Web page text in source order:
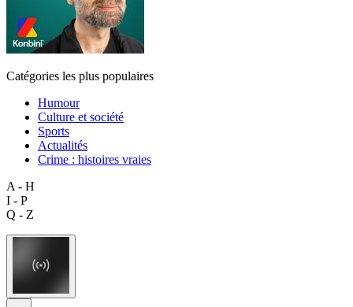
Catégories les plus populaires
Humour
Culture et société
Sports
Actualités
Crime : histoires vraies
A - H
I - P
Q - Z